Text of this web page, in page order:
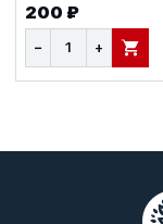
200 ₽
− + В